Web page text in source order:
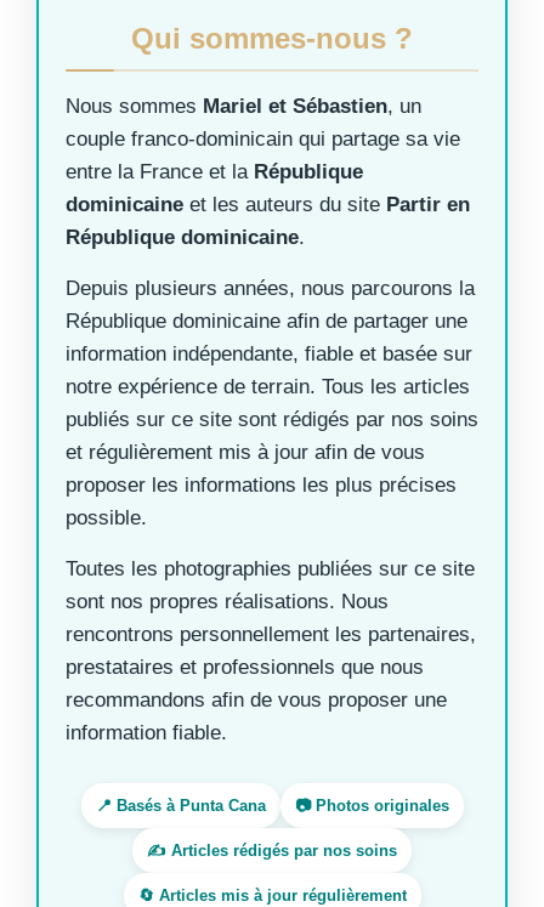
Qui sommes-nous ?
Nous sommes Mariel et Sébastien, un
couple franco-dominicain qui partage sa vie
entre la France et la République
dominicaine et les auteurs du site Partir en
République dominicaine.
Depuis plusieurs années, nous parcourons la
République dominicaine afin de partager une
information indépendante, fiable et basée sur
notre expérience de terrain. Tous les articles
publiés sur ce site sont rédigés par nos soins
et régulièrement mis à jour afin de vous
proposer les informations les plus précises
possible.
Toutes les photographies publiées sur ce site
sont nos propres réalisations. Nous
rencontrons personnellement les partenaires,
prestataires et professionnels que nous
recommandons afin de vous proposer une
information fiable.
📍 Basés à Punta Cana 📷 Photos originales
✍️ Articles rédigés par nos soins
🔄 Articles mis à jour régulièrement